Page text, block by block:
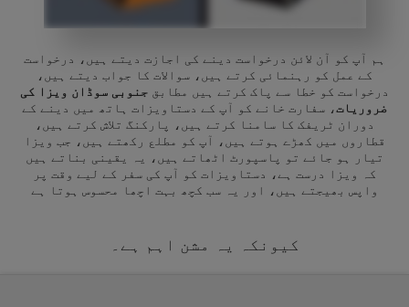
ہم آپ کو آن لائن درخواست دینے کی اجازت دیتے ہیں، درخواست
کے عمل کو رہنمائی کرتے ہیں، سوالات کا جواب دیتے ہیں،
درخواست کو خطا سے پاک کرتے ہیں مطابق جنوبی سوڈان ویزا کی
ضروریات، سفارت خانے کو آپ کے دستاویزات ہاتھ میں دینے کے
دوران ٹریفک کا سامنا کرتے ہیں، پارکنگ تلاش کرتے ہیں،
قطاروں میں کھڑے ہوتے ہیں، آپ کو مطلع رکھتے ہیں، جب ویزا
تیار ہو جائے تو پاسپورٹ اٹھاتے ہیں، یہ یقینی بناتے ہیں
کہ ویزا درست ہے، دستاویزات کو آپ کی سفر کے لیے وقت پر
واپس بھیجتے ہیں، اور یہ سب کچھ بہت اچھا محسوس ہوتا ہے
کیونکہ یہ مشن اہم ہے۔